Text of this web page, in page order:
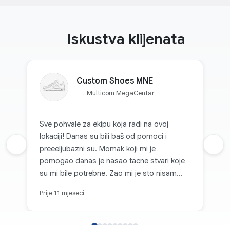
Iskustva klijenata
Custom Shoes MNE
Multicom MegaCentar
Sve pohvale za ekipu koja radi na ovoj
lokaciji! Danas su bili baš od pomoci i
preeeljubazni su. Momak koji mi je
pomogao danas je nasao tacne stvari koje
su mi bile potrebne. Zao mi je sto nisam
Prije 11 mjeseci
Prethodna recenzija